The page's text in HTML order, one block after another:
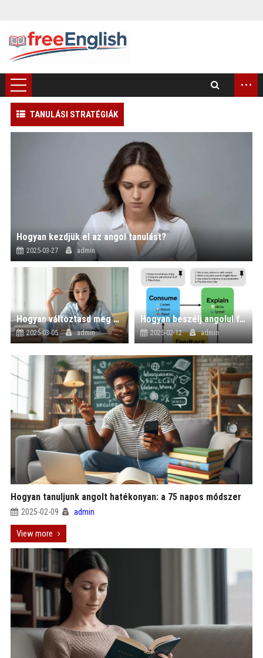
...
TANULÁSI STRATÉGIÁK
Hogyan kezdjük el az angol tanulást?
2025-03-27 admin
Hogyan változtasd meg a gondolkodásmódodat a nyelvtanulásban?
2025-03-05 admin
Hogyan beszélj angolul folyékonyan?
2025-02-12 admin
Hogyan tanuljunk angolt hatékonyan: a 75 napos módszer
2025-02-09 admin
View more